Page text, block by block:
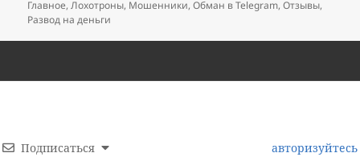
Главное,Лохотроны, Мошенники,Обман в Telegram,Отзывы,
Развод на деньги
Подписаться авторизуйтесь